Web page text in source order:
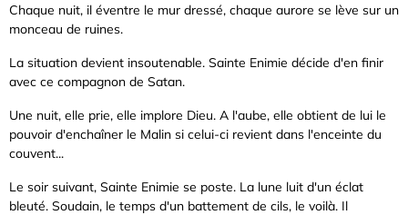
Chaque nuit, il éventre le mur dressé, chaque aurore se lève sur un
monceau de ruines.
La situation devient insoutenable. Sainte Enimie décide d'en finir
avec ce compagnon de Satan.
Une nuit, elle prie, elle implore Dieu. A l'aube, elle obtient de lui le
pouvoir d'enchaîner le Malin si celui-ci revient dans l'enceinte du
couvent...
Le soir suivant, Sainte Enimie se poste. La lune luit d'un éclat
bleuté. Soudain, le temps d'un battement de cils, le voilà. Il